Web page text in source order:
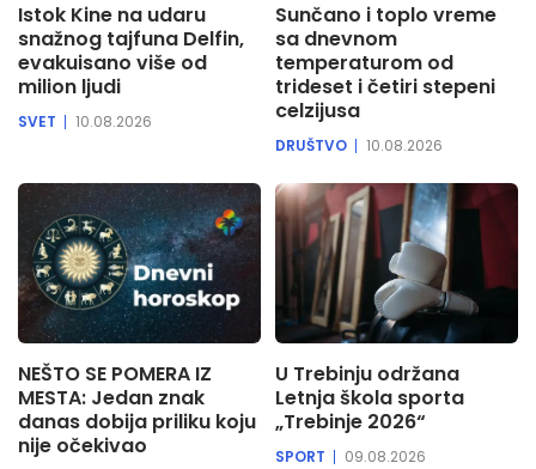
Istok Kine na udaru
snažnog tajfuna Delfin,
evakuisano više od
milion ljudi
SVET 10.08.2026
Sunčano i toplo vreme
sa dnevnom
temperaturom od
trideset i četiri stepeni
celzijusa
DRUŠTVO 10.08.2026
NEŠTO SE POMERA IZ
MESTA: Jedan znak
danas dobija priliku koju
nije očekivao
U Trebinju održana
Letnja škola sporta
„Trebinje 2026“
SPORT 09.08.2026